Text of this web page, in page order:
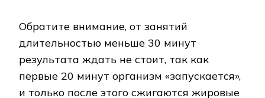
Обратите внимание, от занятий
длительностью меньше 30 минут
результата ждать не стоит, так как
первые 20 минут организм «запускается»,
и только после этого сжигаются жировые